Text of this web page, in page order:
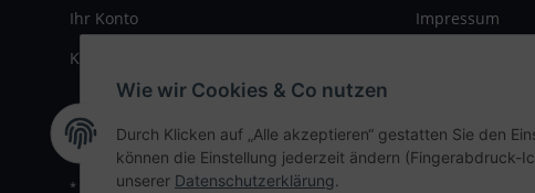
Ihr Konto
Kasse
Impressum
* Alle Preise inkl. gesetzlicher USt., zzgl.Versand
Wie wir Cookies & Co nutzen
Durch Klicken auf „Alle akzeptieren“ gestatten Sie den
können die Einstellung jederzeit ändern (Fingerabdruck-
unserer Datenschutzerklärung.